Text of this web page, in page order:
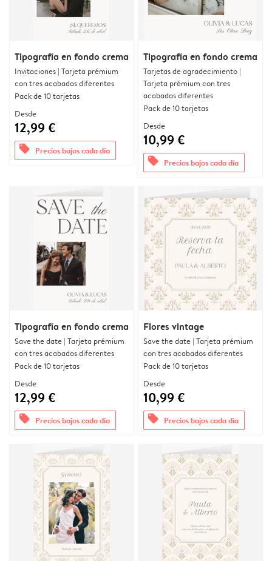
Tipografía en fondo crema
Invitaciones | Tarjeta prémium
con tres acabados diferentes
Pack de 10 tarjetas
Desde
12,99 €
offers Precios bajos cada día
Tipografía en fondo crema
Tarjetas de agradecimiento |
Tarjeta prémium con tres
acabados diferentes
Pack de 10 tarjetas
Desde
10,99 €
offers Precios bajos cada día
Tipografía en fondo crema
Save the date | Tarjeta prémium
con tres acabados diferentes
Pack de 10 tarjetas
Desde
12,99 €
offers Precios bajos cada día
Flores vintage
Save the date | Tarjeta prémium
con tres acabados diferentes
Pack de 10 tarjetas
Desde
10,99 €
offers Precios bajos cada día